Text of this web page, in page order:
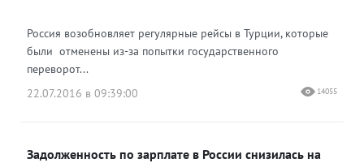
Россия возобновляет регулярные рейсы в Турции, которые
были отменены из-за попытки государственного
переворот...
22.07.2016 в 09:39:00
14055
Задолженность по зарплате в России снизилась на